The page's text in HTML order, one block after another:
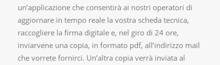
un’applicazione che consentirà ai nostri operatori di
aggiornare in tempo reale la vostra scheda tecnica,
raccogliere la firma digitale e, nel giro di 24 ore,
inviarvene una copia, in formato pdf, all’indirizzo mail
che vorrete fornirci. Un’altra copia verrà inviata al